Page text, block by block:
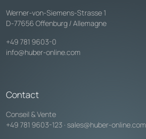
Werner-von-Siemens-Strasse 1
D-77656 Offenburg / Allemagne
+49 781 9603-0
info@huber-online.com
Contact
Conseil & Vente
+49 781 9603-123 · sales@huber-online.com